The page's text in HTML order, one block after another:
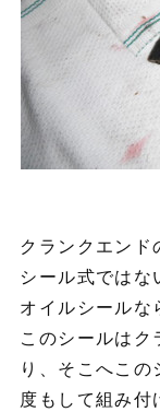
クランクエン
シール式ではな
オイルシールな
このシールは
り、そこへこ
度もして組み付